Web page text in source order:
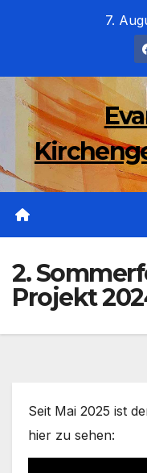
7.
2.
Projekt
Seit Mai 2025 ist
hier zu sehen: